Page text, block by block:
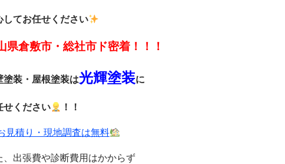
してお任せください
県倉敷市・総社市ド密着！！！
塗装・屋根塗装は光輝塗装に
せください ！！
見積り・現地調査は無料
、出張費や診断費用はかからず